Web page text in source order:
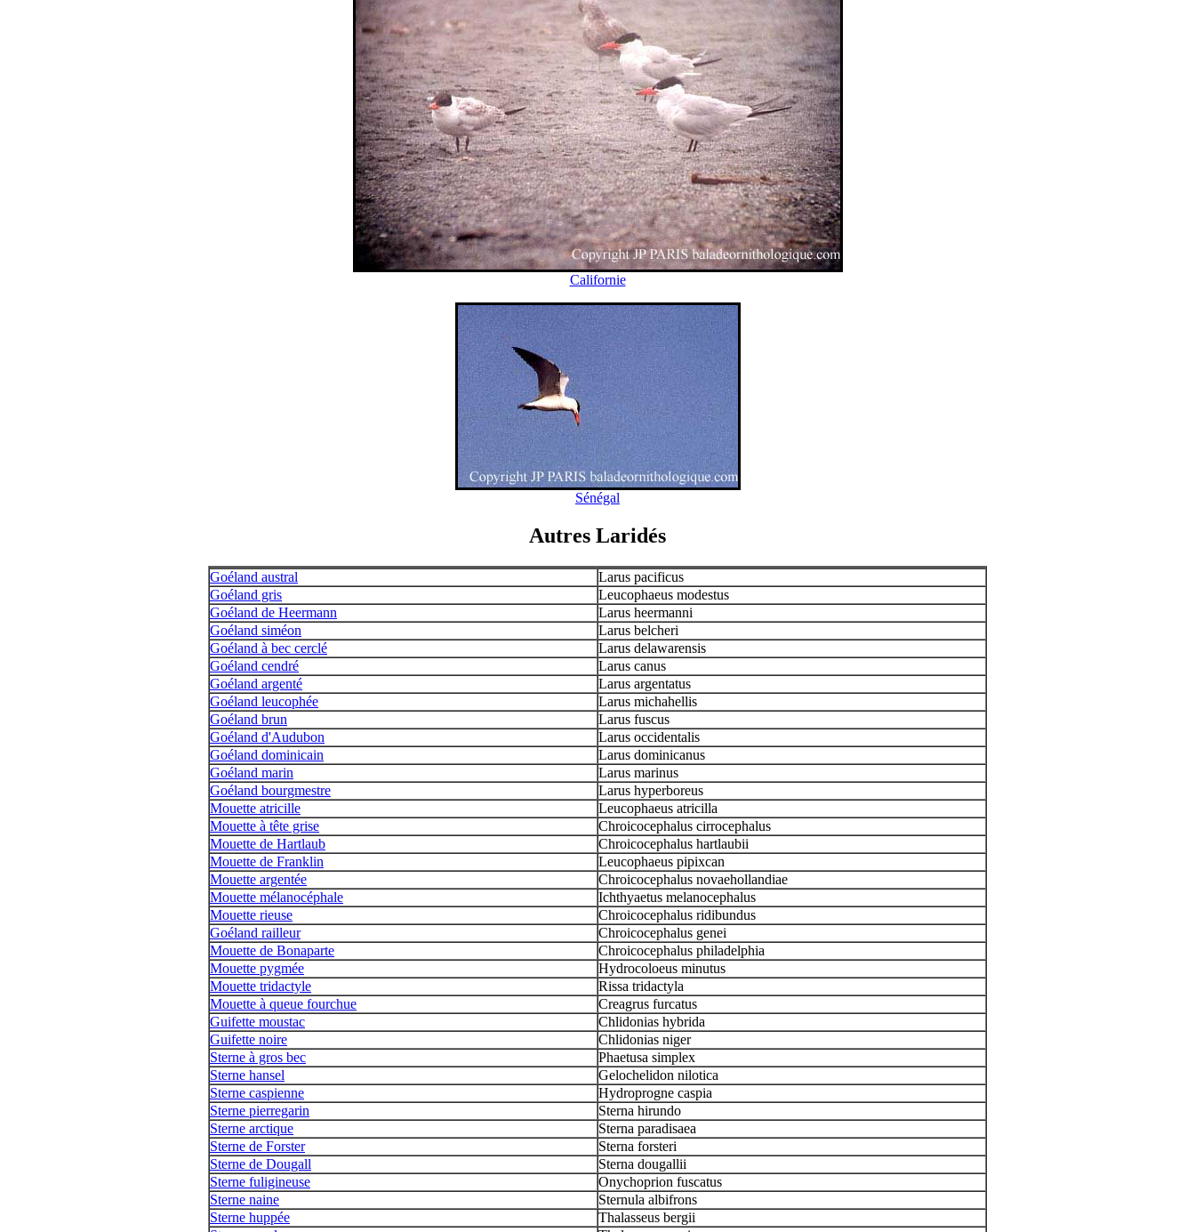
Californie
Sénégal
Autres Laridés
Goéland austral
Larus pacificus
Goéland gris
Leucophaeus modestus
Goéland de Heermann
Larus heermanni
Goéland siméon
Larus belcheri
Goéland à bec cerclé
Larus delawarensis
Goéland cendré
Larus canus
Goéland argenté
Larus argentatus
Goéland leucophée
Larus michahellis
Goéland brun
Larus fuscus
Goéland d'Audubon
Larus occidentalis
Goéland dominicain
Larus dominicanus
Goéland marin
Larus marinus
Goéland bourgmestre
Larus hyperboreus
Mouette atricille
Leucophaeus atricilla
Mouette à tête grise
Chroicocephalus cirrocephalus
Mouette de Hartlaub
Chroicocephalus hartlaubii
Mouette de Franklin
Leucophaeus pipixcan
Mouette argentée
Chroicocephalus novaehollandiae
Mouette mélanocéphale
Ichthyaetus melanocephalus
Mouette rieuse
Chroicocephalus ridibundus
Goéland railleur
Chroicocephalus genei
Mouette de Bonaparte
Chroicocephalus philadelphia
Mouette pygmée
Hydrocoloeus minutus
Mouette tridactyle
Rissa tridactyla
Mouette à queue fourchue
Creagrus furcatus
Guifette moustac
Chlidonias hybrida
Guifette noire
Chlidonias niger
Sterne à gros bec
Phaetusa simplex
Sterne hansel
Gelochelidon nilotica
Sterne caspienne
Hydroprogne caspia
Sterne pierregarin
Sterna hirundo
Sterne arctique
Sterna paradisaea
Sterne de Forster
Sterna forsteri
Sterne de Dougall
Sterna dougallii
Sterne fuligineuse
Onychoprion fuscatus
Sterne naine
Sternula albifrons
Sterne huppée
Thalasseus bergii